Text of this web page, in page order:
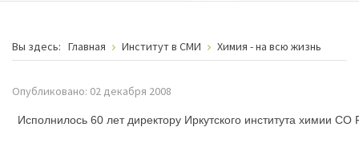
Вы здесь: Главная Институт в СМИ Химия - на всю жизнь
Опубликовано: 02 декабря 2008
Исполнилось 60 лет директору Иркутского института химии